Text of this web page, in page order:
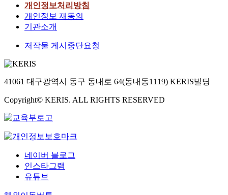
개인정보처리방침
개인정보 재동의
기관소개
저작물 게시중단요청
41061 대구광역시 동구 동내로 64(동내동1119) KERIS빌딩
Copyright© KERIS. ALL RIGHTS RESERVED
네이버 블로그
인스타그램
유튜브